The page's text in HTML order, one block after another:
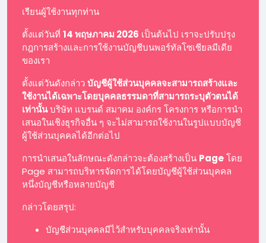
เรียนผู้ใช้งานทุกท่าน
ตั้งแต่วันที่ 14 พฤษภาคม 2026 เป็นต้นไป เราจะปรับปรุง
กฎการสร้างและการใช้งานบัญชีบนพอร์ทัลโซเชียลมีเดีย
ของเรา
ตั้งแต่วันดังกล่าวบัญชีผู้ใช้ส่วนบุคคลจะสามารถสร้างและ
ใช้งานได้เฉพาะโดยบุคคลธรรมดาที่สามารถระบุตัวตนได้
เท่านั้นบริษัท แบรนด์ สมาคม องค์กร โครงการ หรือการนำ
เสนอในเชิงธุรกิจอื่น ๆ จะไม่สามารถใช้งานในรูปแบบบัญชี
ผู้ใช้ส่วนบุคคลได้อีกต่อไป
การนำเสนอในลักษณะดังกล่าวจะต้องสร้างเป็น Pageโดย
Page สามารถบริหารจัดการได้โดยบัญชีผู้ใช้ส่วนบุคคล
หนึ่งบัญชีหรือหลายบัญชี
กล่าวโดยสรุป:
บัญชีส่วนบุคคลมีไว้สำหรับบุคคลจริงเท่านั้น